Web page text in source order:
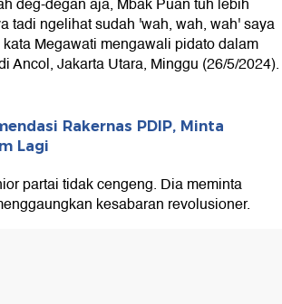
deg-degan aja, Mbak Puan tuh lebih
tadi ngelihat sudah 'wah, wah, wah' saya
Megawati mengawali pidato dalam
Ancol, Jakarta Utara, Minggu (26/5/2024).
Rakernas PDIP, Minta
Lagi
partai tidak cengeng. Dia meminta
kesabaran revolusioner.